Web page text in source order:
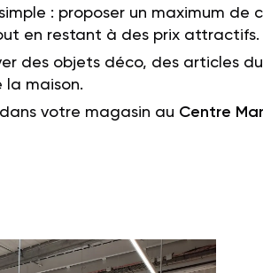
simple : proposer un maximum de
en restant à des prix attractifs.
des objets déco, des articles du
la maison.
votre magasin au Centre